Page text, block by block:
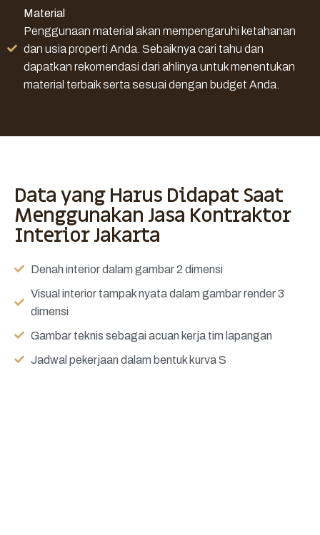
Material
Penggunaan material akan mempengaruhi ketahanan
dan usia properti Anda. Sebaiknya cari tahu dan
dapatkan rekomendasi dari ahlinya untuk menentukan
material terbaik serta sesuai dengan budget Anda.
Data yang Harus Didapat Saat
Menggunakan Jasa Kontraktor
Interior Jakarta
Denah interior dalam gambar 2 dimensi
Visual interior tampak nyata dalam gambar render 3
dimensi
Gambar teknis sebagai acuan kerja tim lapangan
Jadwal pekerjaan dalam bentuk kurva S